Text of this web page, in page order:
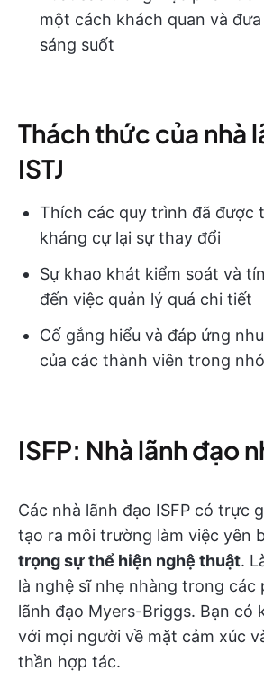
một cách khách quan và
sáng suốt
Thách thức của nhà
ISTJ
Thích các quy trình đã được
kháng cự lại sự thay đổi
Sự khao khát kiểm soát và
đến việc quản lý quá chi tiết
Cố gắng hiểu và đáp ứng
của các thành viên trong
ISFP: Nhà lãnh đạo
Các nhà lãnh đạo ISFP có trực
tạo ra môi trường làm việc yên
trọng sự thể hiện nghệ thuật.
là nghệ sĩ nhẹ nhàng trong các
lãnh đạo Myers-Briggs. Bạn có
với mọi người về mặt cảm xúc
thần hợp tác.